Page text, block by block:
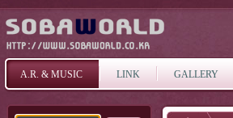
A.R. & MUSIC LINK GALLERY